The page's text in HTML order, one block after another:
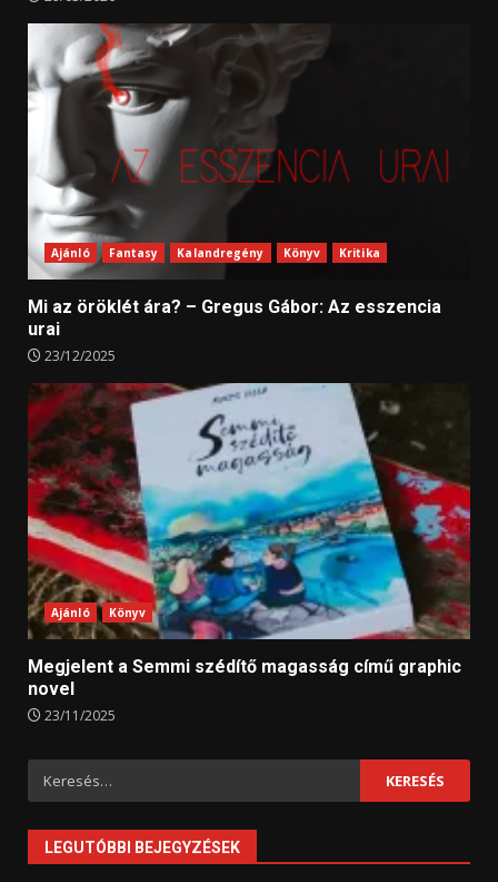
Ajánló Fantasy Kalandregény Könyv Kritika
Mi az öröklét ára? – Gregus Gábor: Az esszencia
urai
23/12/2025
Ajánló Könyv
Megjelent a Semmi szédítő magasság című graphic
novel
23/11/2025
Keresés:
LEGUTÓBBI BEJEGYZÉSEK